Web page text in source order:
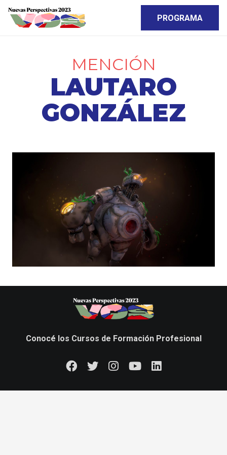
PROGRAMA
MENCIÓN
LAUTARO
GONZÁLEZ
Conocé los Cursos de Formación Profesional